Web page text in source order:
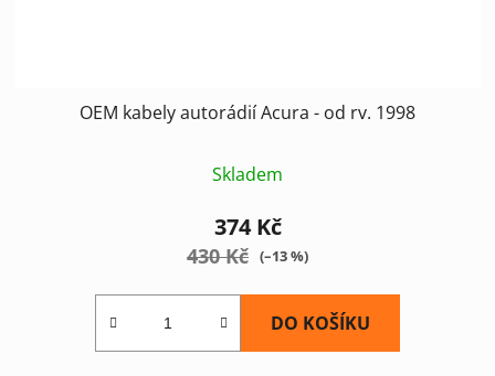
OEM kabely autorádií Acura - od rv. 1998
Skladem
374 Kč
430 Kč (–13 %)
DO KOŠÍKU